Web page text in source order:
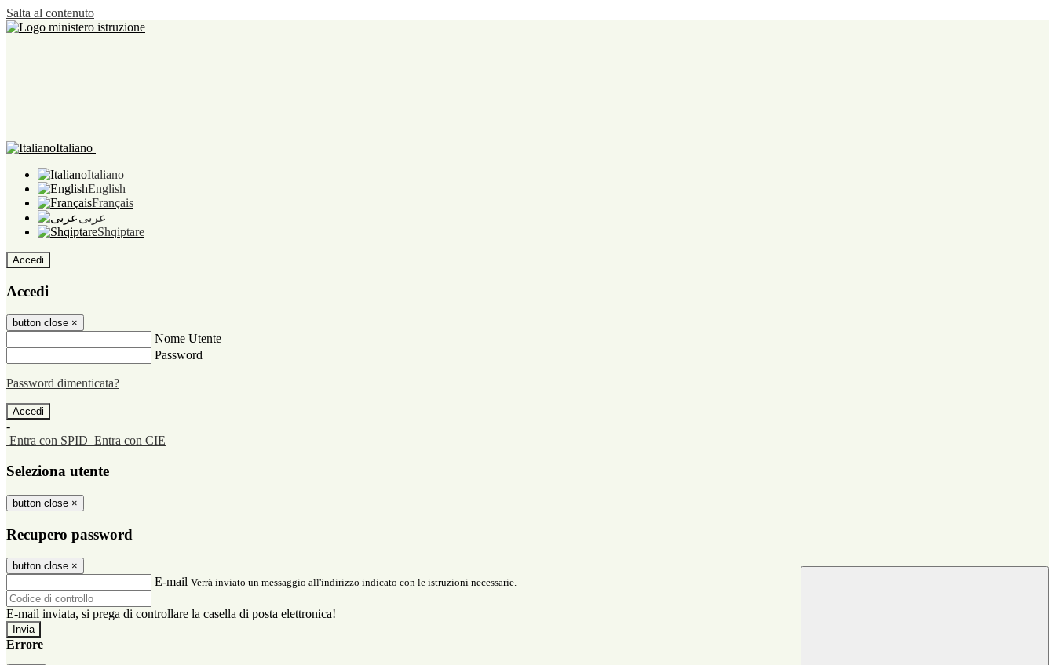
Salta al contenuto
Italiano
Italiano
English
Français
عربى
Shqiptare
Accedi
Accedi
button close ×
Nome Utente
Password
Password dimenticata?
-
Entra con SPID Entra con CIE
Seleziona utente
button close ×
Recupero password
button close ×
E-mail Verrà inviato un messaggio all'indirizzo indicato con le istruzioni necessarie.
E-mail inviata, si prega di controllare la casella di posta elettronica!
Errore